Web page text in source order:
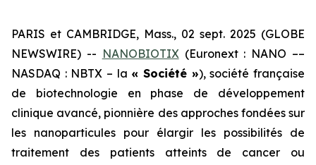
PARIS et CAMBRIDGE, Mass., 02 sept. 2025 (GLOBE
NEWSWIRE) -- NANOBIOTIX(Euronext : NANO ––
NASDAQ : NBTX – la « Société »), société française
de biotechnologie en phase de développement
clinique avancé, pionnière des approches fondées sur
les nanoparticules pour élargir les possibilités de
traitement des patients atteints de cancer ou